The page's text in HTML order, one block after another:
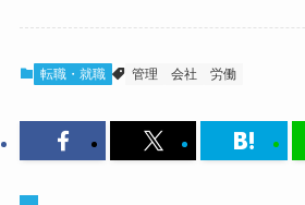
転職・就職 管理 会社 労働